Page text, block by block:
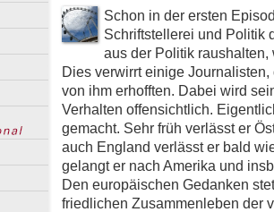
Schon in der ersten
Schriftstellerei und Politik
aus der Politik
Dies verwirrt einige
von ihm erhofften. Dabei wird
Verhalten offensichtlich.
gemacht. Sehr früh verlässt er
auch England verlässt er bald
gelangt er nach Amerika und
Den europäischen Gedanken
friedlichen Zusammenleben der